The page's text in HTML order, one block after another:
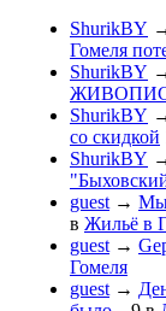
ShurikBY
Гомеля
ShurikBY
ShurikBY
со скидкой
ShurikBY
guest → Мы
в Жильё в
guest →
Гомеля
guest →